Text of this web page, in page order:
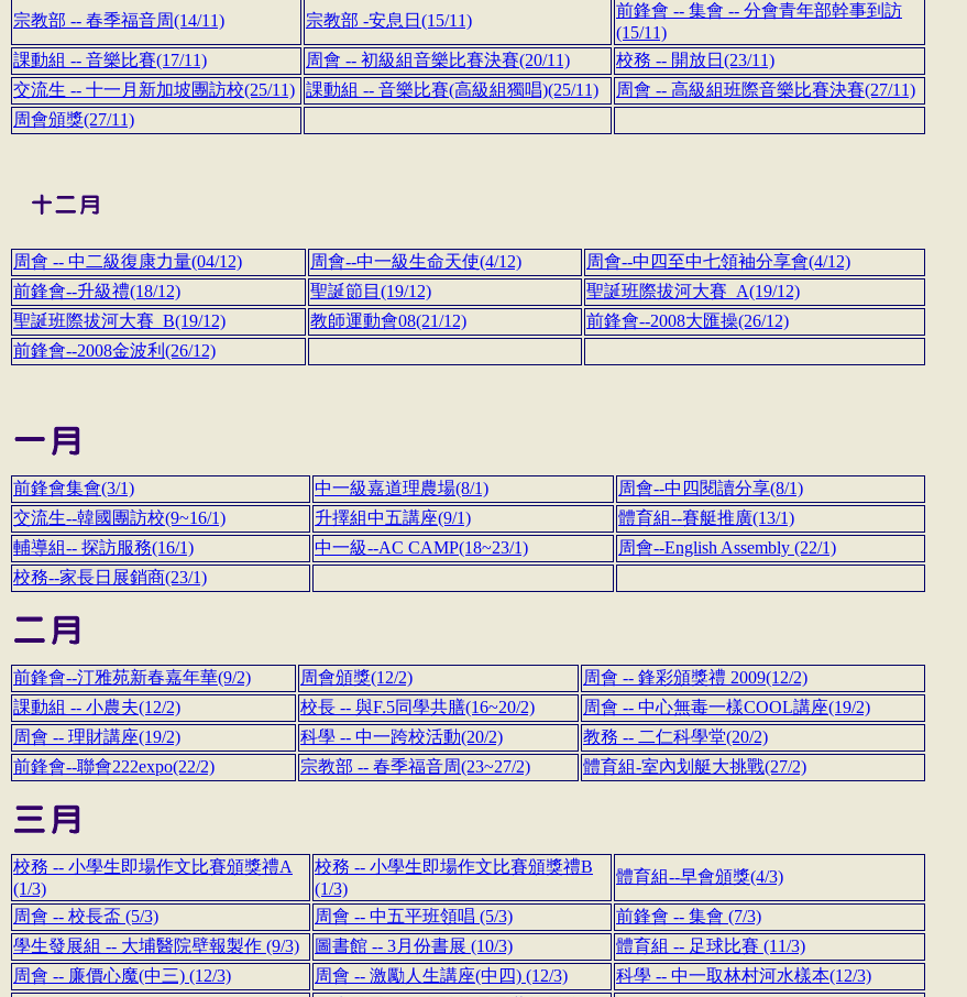
宗教部 -- 春季福音周(14/11) 宗教部 -安息日(15/11)
前鋒會 -- 集會 -- 分會青年部幹事到訪
(15/11)
課動組 -- 音樂比賽(17/11)
周會 -- 初級組音樂比賽決賽(20/11)
校務 -- 開放日(23/11)
交流生 -- 十一月新加坡團訪校(25/11) 課動組 -- 音樂比賽(高級組獨唱)(25/11)
周會 -- 高級組班際音樂比賽決賽(27/11)
周會頒獎(27/11)
周會 -- 中二級復康力量(04/12) 周會--中一級生命天使(4/12)
周會--中四至中七領袖分享會(4/12)
前鋒會--升級禮(18/12)
聖誕節目(19/12)
聖誕班際拔河大賽_A(19/12)
聖誕班際拔河大賽_B(19/12)
教師運動會08(21/12)
前鋒會--2008大匯操(26/12)
前鋒會--2008金波利(26/12)
前鋒會集會(3/1) 中一級嘉道理農場(8/1)
周會--中四閱讀分享(8/1)
交流生--韓國團訪校(9~16/1)
升擇組中五講座(9/1)
體育組--賽艇推廣(13/1)
輔導組-- 探訪服務(16/1)
中一級--AC CAMP(18~23/1)
周會--English Assembly (22/1)
校務--家長日展銷商(23/1)
前鋒會--汀雅苑新春嘉年華(9/2) 周會頒獎(12/2)
周會 -- 鋒彩頒獎禮 2009(12/2)
課動組 -- 小農夫(12/2)
校長 -- 與F.5同學共膳(16~20/2)
周會 -- 中心無毒一樣COOL講座(19/2)
周會 -- 理財講座(19/2)
科學 -- 中一跨校活動(20/2)
教務 -- 二仁科學堂(20/2)
前鋒會--聯會222expo(22/2) 宗教部 -- 春季福音周(23~27/2) 體育組-室內划艇大挑戰(27/2)
校務 -- 小學生即場作文比賽頒獎禮A
(1/3)
校務 -- 小學生即場作文比賽頒獎禮B
(1/3)
體育組--早會頒獎(4/3)
周會 -- 校長盃 (5/3) 周會 -- 中五平班領唱 (5/3)
前鋒會 -- 集會 (7/3)
學生發展組 -- 大埔醫院壁報製作 (9/3)
圖書館 -- 3月份書展 (10/3)
體育組 -- 足球比賽 (11/3)
周會 -- 廉價心魔(中三) (12/3)
周會 -- 激勵人生講座(中四) (12/3) 科學 -- 中一取林村河水樣本(12/3)